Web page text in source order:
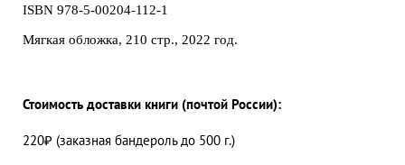
ISBN 978-5-00204-112-1
Мягкая обложка, 210 стр., 2022 год.
Стоимость доставки книги (почтой России):
220₽ (заказная бандероль до 500 г.)